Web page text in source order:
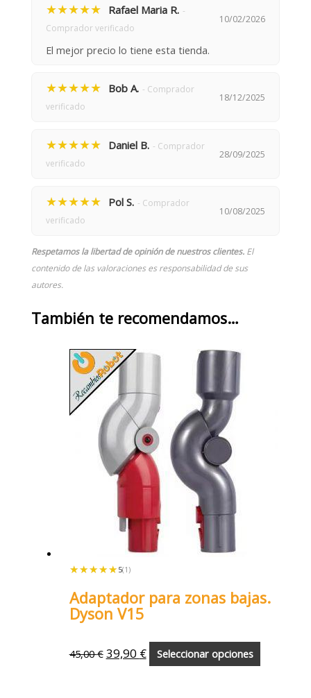
★★★★★ Rafael Maria R. -
Comprador verificado
10/02/2026
El mejor precio lo tiene esta tienda.
★★★★★ Bob A. - Comprador
verificado
18/12/2025
★★★★★ Daniel B. - Comprador
verificado
28/09/2025
★★★★★ Pol S. - Comprador
verificado
10/08/2025
Respetamos la libertad de opinión de nuestros clientes. El
contenido de las valoraciones es responsabilidad de sus
autores.
También te recomendamos…
★★★★★
★★★★★ 5(1)
Adaptador para zonas bajas.
Dyson V15
45,00€ 39,90 € Seleccionar opciones